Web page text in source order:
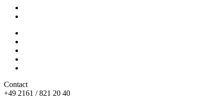
Contact
+49 2161 / 821 20 40